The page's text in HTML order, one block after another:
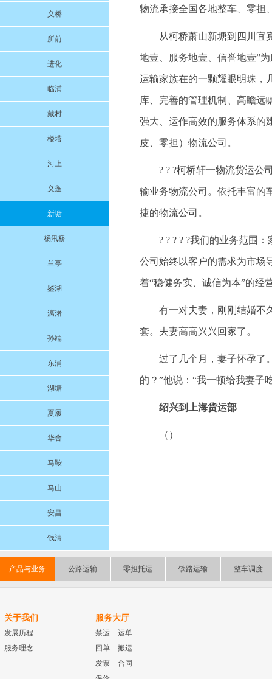
义桥
所前
进化
临浦
戴村
楼塔
河上
义蓬
新塘
杨汛桥
兰亭
鉴湖
漓渚
孙端
东浦
湖塘
夏履
华舍
马鞍
马山
安昌
钱清
物流承接全国各地整车、零担
从柯桥萧山新塘到四川宜
地壹、服务地壹、信誉地壹”
运输家族在的一颗耀眼明珠，
库、完善的管理机制、高瞻远
强大、运作高效的服务体系的
皮、零担）物流公司。
? ? ?柯桥轩一物流货运公
输业务物流公司。依托丰富的
捷的物流公司。
? ? ? ? ?我们的业务范围
公司始终以客户的需求为市场
着“稳健务实、诚信为本”的经
有一对夫妻，刚刚结婚不
套。夫妻高高兴兴回家了。
过了几个月，妻子怀孕了
的？”他说：“我一顿给我妻子
绍兴到上海货运部
（）
产品与业务 公路运输 零担托运 铁路运输 整车调度
关于我们
发展历程
服务理念
服务大厅
禁运
运单
回单
搬运
发票
合同